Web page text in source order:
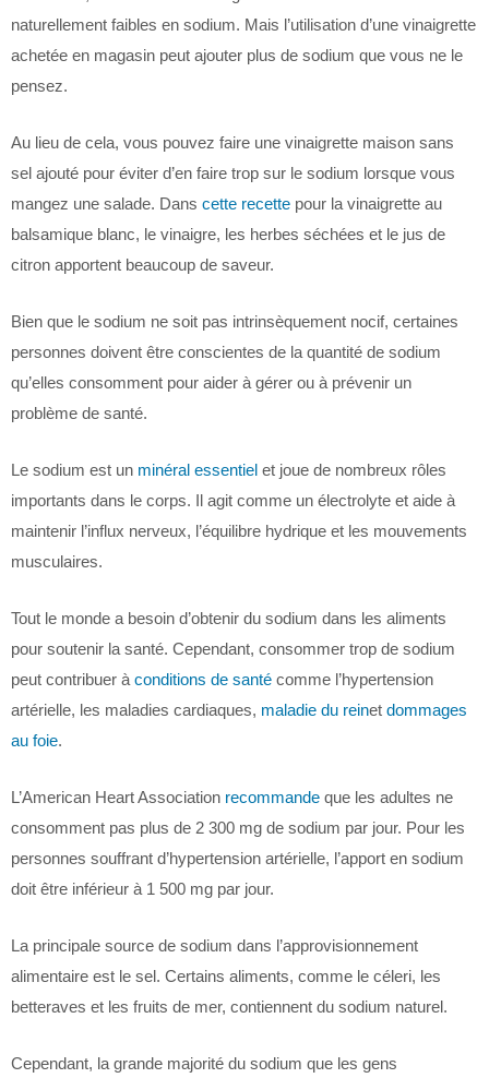
naturellement faibles en sodium. Mais l’utilisation d’une vinaigrette
achetée en magasin peut ajouter plus de sodium que vous ne le
pensez.
Au lieu de cela, vous pouvez faire une vinaigrette maison sans
sel ajouté pour éviter d’en faire trop sur le sodium lorsque vous
mangez une salade. Dans cette recette pour la vinaigrette au
balsamique blanc, le vinaigre, les herbes séchées et le jus de
citron apportent beaucoup de saveur.
Bien que le sodium ne soit pas intrinsèquement nocif, certaines
personnes doivent être conscientes de la quantité de sodium
qu’elles consomment pour aider à gérer ou à prévenir un
problème de santé.
Le sodium est un minéral essentiel et joue de nombreux rôles
importants dans le corps. Il agit comme un électrolyte et aide à
maintenir l’influx nerveux, l’équilibre hydrique et les mouvements
musculaires.
Tout le monde a besoin d’obtenir du sodium dans les aliments
pour soutenir la santé. Cependant, consommer trop de sodium
peut contribuer à conditions de santé comme l’hypertension
artérielle, les maladies cardiaques, maladie du reinet dommages
au foie.
L’American Heart Association recommande que les adultes ne
consomment pas plus de 2 300 mg de sodium par jour. Pour les
personnes souffrant d’hypertension artérielle, l’apport en sodium
doit être inférieur à 1 500 mg par jour.
La principale source de sodium dans l’approvisionnement
alimentaire est le sel. Certains aliments, comme le céleri, les
betteraves et les fruits de mer, contiennent du sodium naturel.
Cependant, la grande majorité du sodium que les gens